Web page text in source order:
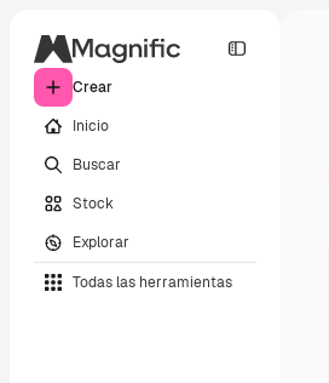
Crear
Inicio
Buscar
Stock
Explorar
Todas las herramientas